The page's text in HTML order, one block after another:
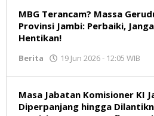
oleh
Jambikata.com
MBG Terancam? Massa
Provinsi Jambi: Perbaiki,
Hentikan!
Berita 19 Jun 2026 - 12:05 WIB
Masa Jabatan Komisioner KI
Diperpanjang hingga